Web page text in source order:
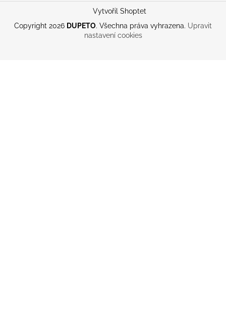
Vytvořil Shoptet
Copyright 2026 DUPETO. Všechna práva vyhrazena. Upravit
nastavení cookies